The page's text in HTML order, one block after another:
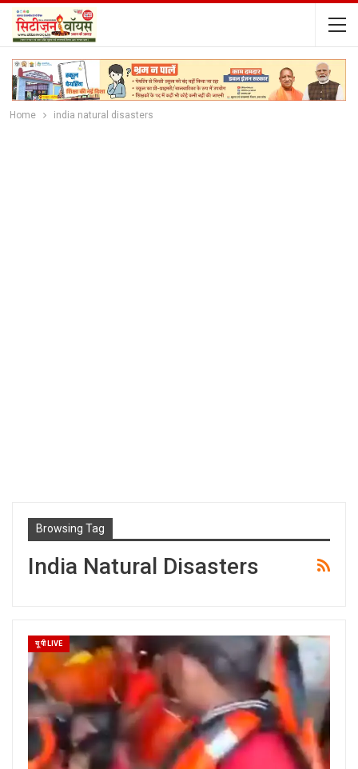
Home india natural disasters
Browsing Tag
India Natural Disasters
यू पी LIVE